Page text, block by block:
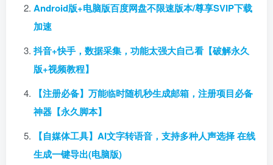
Android版+电脑版百度网盘不限速版本/尊享SVIP下载
加速
抖音+快手，数据采集，功能太强大自己看【破解永久
版+视频教程】
【注册必备】万能临时随机秒生成邮箱，注册项目必备
神器【永久脚本】
【自媒体工具】AI文字转语音，支持多种人声选择 在线
生成一键导出(电脑版)